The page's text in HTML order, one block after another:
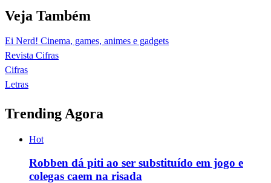
Veja Também
Ei Nerd! Cinema, games, animes e gadgets
Revista Cifras
Cifras
Letras
Trending Agora
Hot
Robben dá piti ao ser substituído em jogo e
colegas caem na risada